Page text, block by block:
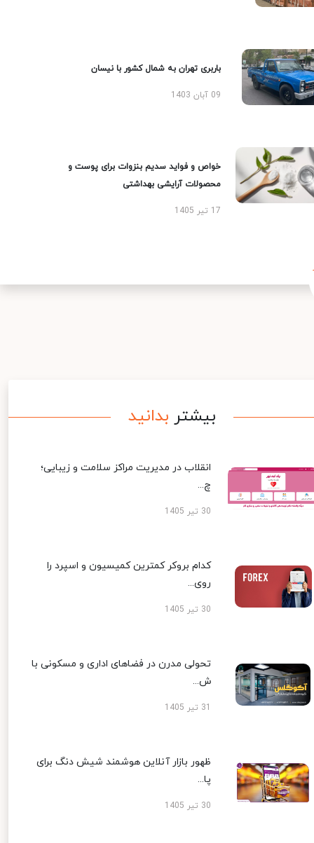
باربری تهران به شمال کشور با نیسان
09 آبان 1403
خواص و فواید سدیم بنزوات برای پوست و
محصولات آرایشی بهداشتی
17 تیر 1405
بیشتر بدانید
انقلاب در مدیریت مراکز سلامت و زیبایی؛
چ...
30 تیر 1405
کدام بروکر کمترین کمیسیون و اسپرد را
روی...
30 تیر 1405
تحولی مدرن در فضاهای اداری و مسکونی با
ش...
ظهور بازار آنلاین هوشمند شیش دنگ برای
پا...
30 تیر 1405